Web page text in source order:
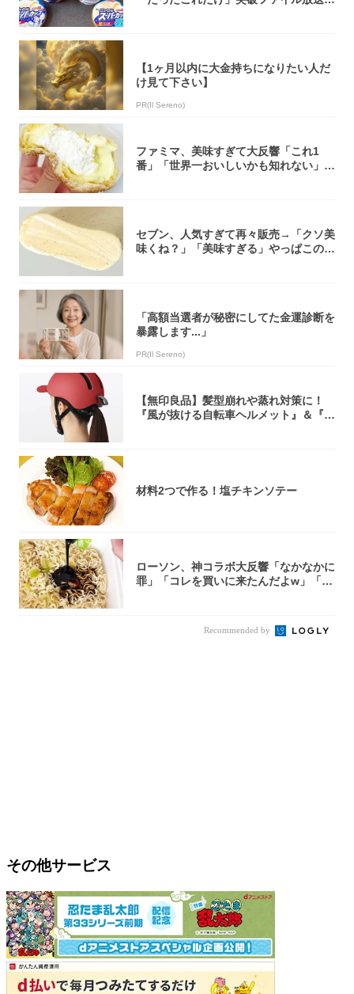
【1ヶ月以内に大金持ちになりたい人だ
け見て下さい】
PR(Il Sereno)
ファミマ、美味すぎて大反響「これ1
番」「世界一おいしいかも知れない」
セブン、人気すぎて再々販売→「クソ美
味くね？」「美味すぎる」やっぱこのク
「高額当選者が秘密にしてた金運診断を
暴露します...」
PR(Il Sereno)
【無印良品】髪型崩れや蒸れ対策に！
『風が抜ける自転車ヘルメット』＆『2
材料2つで作る！塩チキンソテー
ローソン、神コラボ大反響「なかなかに
罪」「コレを買いに来たんだよw」「３
Recommended by
その他サービス